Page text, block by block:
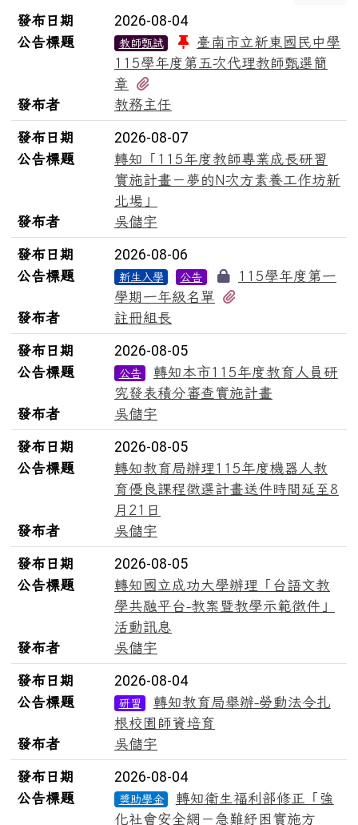
新聞列表
發布日期 2026-08-04
公告標題 教師甄試
臺南市立新東國民中學
115學年度第五次代理教師甄選簡
章
發布者
教務主任
發布日期 2026-08-07
公告標題
轉知「115年度教師專業成長研習
實施計畫－夢的N次方素養工作坊新
北場」
發布者
吳儲宇
發布日期 2026-08-06
公告標題 新生入學 公告
115學年度第一
學期一年級名單
發布者
註冊組長
發布日期 2026-08-05
公告標題 公告
轉知本市115年度教育人員研
究發表積分審查實施計畫
發布者
吳儲宇
發布日期 2026-08-05
公告標題
轉知教育局辦理115年度機器人教
育優良課程徵選計畫送件時間延至8
月21日
發布者
吳儲宇
發布日期 2026-08-05
公告標題
轉知國立成功大學辦理「台語文教
學共融平台-教案暨教學示範徵件」
活動訊息
發布者
吳儲宇
發布日期 2026-08-04
公告標題 研習
轉知教育局舉辦-勞動法令扎
根校園師資培育
發布者
吳儲宇
發布日期 2026-08-04
公告標題 獎助學金
轉知衛生福利部修正「強
化社會安全網－急難紓困實施方